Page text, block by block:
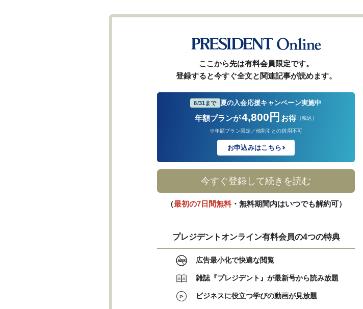
ここから先は有料会員限定です。
登録すると今すぐ全文と関連記事が読めます。
8/31まで 夏の入会応援キャンペーン実施中
年額プランが4,800円 お得 （税込）
※年額プラン限定／他割引との併用不可
お申込みはこちら
今すぐ登録して続きを読む
（最初の7日間無料・無料期間内はいつでも解約可）
プレジデントオンライン有料会員の4つの特典
広告最小化で快適な閲覧
雑誌『プレジデント』が最新号から読み放題
ビジネスに役立つ学びの動画が見放題